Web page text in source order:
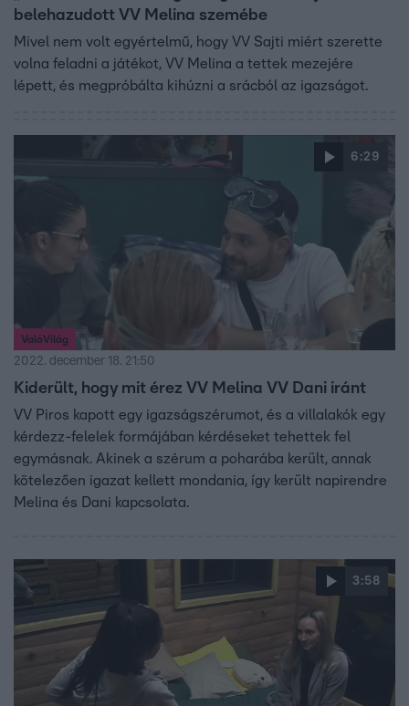
belehazudott VV Melina szemébe
Mivel nem volt egyértelmű, hogy VV Sajti miért szerette
volna feladni a játékot, VV Melina a tettek mezejére
lépett, és megpróbálta kihúzni a srácból az igazságot.
6:29
ValóVilág
2022. december 18. 21:50
Kiderült, hogy mit érez VV Melina VV Dani iránt
VV Piros kapott egy igazságszérumot, és a villalakók egy
kérdezz-felelek formájában kérdéseket tehettek fel
egymásnak. Akinek a szérum a poharába került, annak
kötelezően igazat kellett mondania, így került napirendre
Melina és Dani kapcsolata.
3:58